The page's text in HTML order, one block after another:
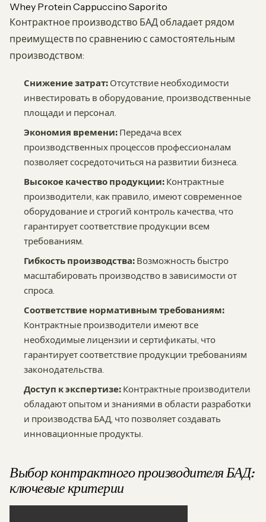
Whey Protein Cappuccino Saporito
Контрактное производство БАД обладает рядом
преимуществ по сравнению с самостоятельным
производством:
Снижение затрат: Отсутствие необходимости
инвестировать в оборудование, производственные
площади и персонал.
Экономия времени: Передача всех
производственных процессов профессионалам
позволяет сосредоточиться на развитии бизнеса.
Высокое качество продукции: Контрактные
производители, как правило, имеют современное
оборудование и строгий контроль качества, что
гарантирует соответствие продукции всем
требованиям.
Гибкость производства: Возможность быстро
масштабировать производство в зависимости от
спроса.
Соответствие нормативным требованиям:
Контрактные производители имеют все
необходимые лицензии и сертификаты, что
гарантирует соответствие продукции требованиям
законодательства.
Доступ к экспертизе: Контрактные производители
обладают опытом и знаниями в области разработки
и производства БАД, что позволяет создавать
инновационные продукты.
Выбор контрактного производителя БАД:
ключевые критерии